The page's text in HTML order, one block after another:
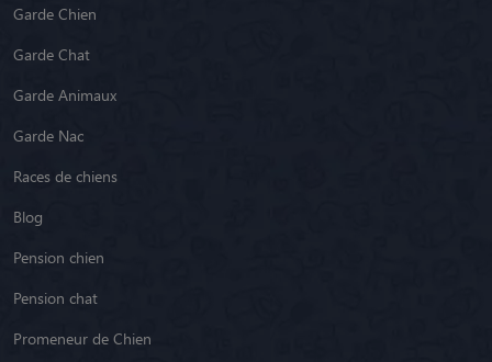
Garde Chien
Garde Chat
Garde Animaux
Garde Nac
Races de chiens
Blog
Pension chien
Pension chat
Promeneur de Chien